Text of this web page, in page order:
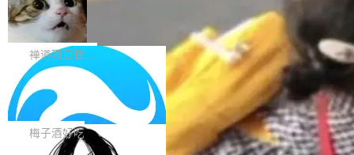
在触摸设备上显示为小圆点的问题。#58812 Ty
pography 优化 Typography 省略提示在大列表
中的渲染性能。#58806 修复 Typography...
nce Index vs Cost per Task 的散点图上，13
个模型排成一列，V4 Flash 贴着底部：$0.03
一次任务。 V4 Flash 的 Intelligence Index 得
分 50，在 101 个模型中排第 3。排在它前面
的：Claude Opus 5（61 分）、Claude Fable
5（60 分）、GPT-5.6 Sol（59 分）、Kimi K3
（57 分）、Grok 4...
禅道开源版 22.4 发布，内置 DevOps4.
0 正式版，提供从代码提交到交付的全
生命周期的管理能力
大家好， 禅道开源版22.4发布啦！本次发布我们
带来了DevOps4.0系列的首个正式版本。 DevO
ps4.0内置与禅道DevOps专业版同源的代码管理
核心，依托于全自研的GitFox代码托管引擎，我
们提供了从代码提交到交付的全生命周期的管理
能力。同时，我们 对禅道DevOps现有底层代码
进行了革命性的重构，为后续AI辅助编程、智能
Solon 的 10 种 HTTP 服务器：改一行
依赖，换一个引擎
用 Solon 做线上项目有一阵子了，有个点总让新
接触的人觉得意外：服务器引擎是让你选的。 S
olon 内核约 0.3MB，不内置固定的 HTTP 服务
梅子酒好吃